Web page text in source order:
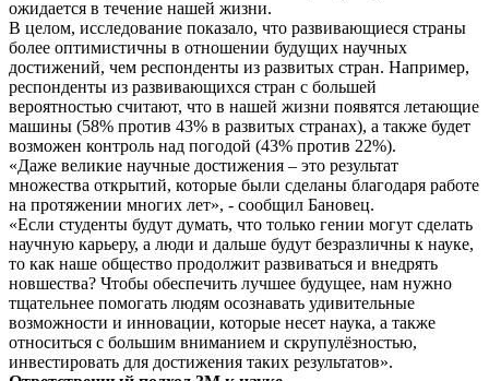
ожидается в течение нашей жизни.
В целом, исследование показало, что развивающиеся страны
более оптимистичны в отношении будущих научных
достижений, чем респонденты из развитых стран. Например,
респонденты из развивающихся стран с большей
вероятностью считают, что в нашей жизни появятся летающие
машины (58% против 43% в развитых странах), а также будет
возможен контроль над погодой (43% против 22%).
«Даже великие научные достижения – это результат
множества открытий, которые были сделаны благодаря работе
на протяжении многих лет», - сообщил Бановец.
«Если студенты будут думать, что только гении могут сделать
научную карьеру, а люди и дальше будут безразличны к науке,
то как наше общество продолжит развиваться и внедрять
новшества? Чтобы обеспечить лучшее будущее, нам нужно
тщательнее помогать людям осознавать удивительные
возможности и инновации, которые несет наука, а также
относиться с большим вниманием и скрупулёзностью,
инвестировать для достижения таких результатов».